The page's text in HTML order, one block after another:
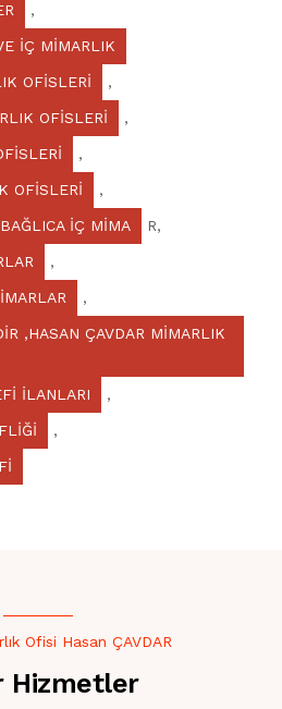
,
İÇ MİMARLIK
OFİSLERİ ,
OFİSLERİ ,
,
OFİSLERİ ,
BAĞLICA İÇ MİMA R,
,
,
,HASAN ÇAVDAR MİMARLIK
İLANLARI ,
,
Ofisi Hasan ÇAVDAR
Hizmetler